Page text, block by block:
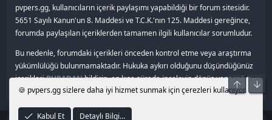
pvpers.gg, kullanıcıların içerik paylaşımı yapabildiği bir forum sitesidir.
5651 Sayılı Kanun'un 8. Maddesi ve T.C.K.'nın 125. Maddesi gereğince,
forumda paylaşılan içeriklerden tamamen ilgili kullanıcılar sorumludur.
Bu nedenle, forumdaki içerikleri önceden kontrol etme veya araştırma
yükümlülüğü bulunmamaktadır. Hukuka aykırı olduğunu düşündüğünüz
içerikleriBURADANbildirin, en kısa sürede inceleyip dönüş yapacağız.
🍪 pvpers.gg sizlere daha iyi hizmet sunmak için çerezleri kullanıyor.
Kabul Et Detaylı Bilgi…
Üst Alt